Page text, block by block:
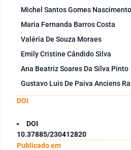
Michel Santos Gomes Nascimento
Maria Fernanda Barros Costa
Valéria De Souza Moraes
Emily Cristine Cândido Silva
Ana Beatriz Soares Da Silva Pinto
Gustavo Luis De Paiva Anciens
DOI
DOI
10.37885/230412820
Publicado em